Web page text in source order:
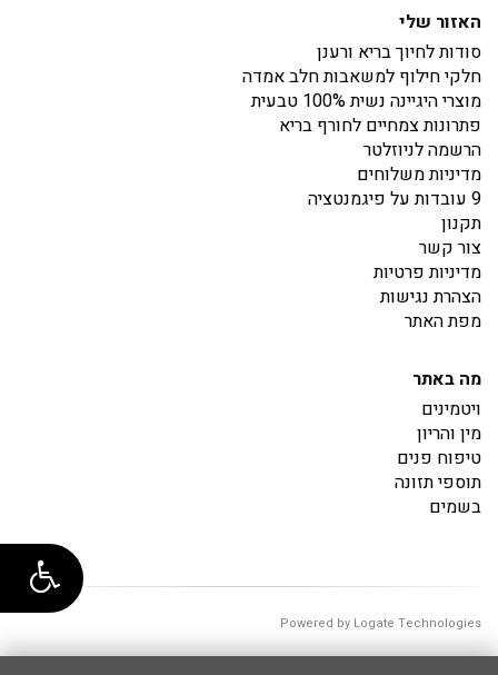
האזור שלי
סודות לחיוך בריא ורענן
חלקי חילוף למשאבות חלב אמדה
מוצרי היגיינה נשית 100% טבעית
פתרונות צמחיים לחורף בריא
הרשמה לניוזלטר
מדיניות משלוחים
9 עובדות על פיגמנטציה
תקנון
צור קשר
מדיניות פרטיות
הצהרת נגישות
מפת האתר
מה באתר
ויטמינים
מין והריון
טיפוח פנים
תוספי תזונה
בשמים
Powered by Logate Technologies